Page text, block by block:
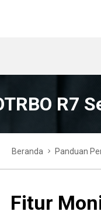
R7
Beranda Panduan
Fitur